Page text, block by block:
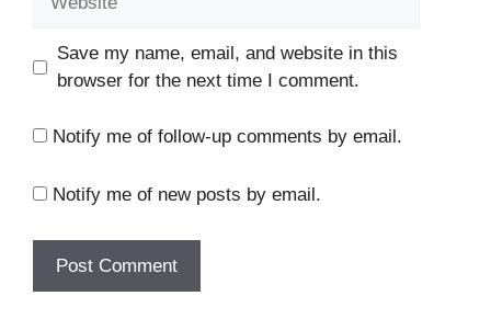
Save my name, email, and website in this
browser for the next time I comment.
Notify me of follow-up comments by email.
Notify me of new posts by email.